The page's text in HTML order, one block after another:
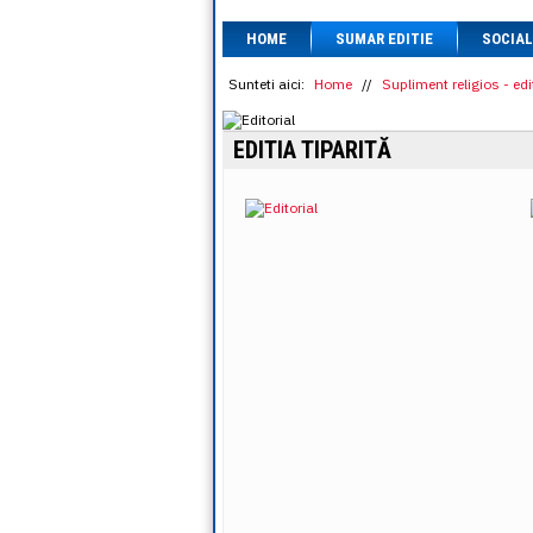
HOME SUMAR EDITIE SOCIAL
Sunteti aici: Home // Supliment religios -
EDITIA TIPARITĂ